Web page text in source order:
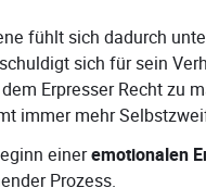
fühlt sich dadurch
sich für sein
Erpresser Recht zu
immer mehr
eineremotionalen
Prozess.